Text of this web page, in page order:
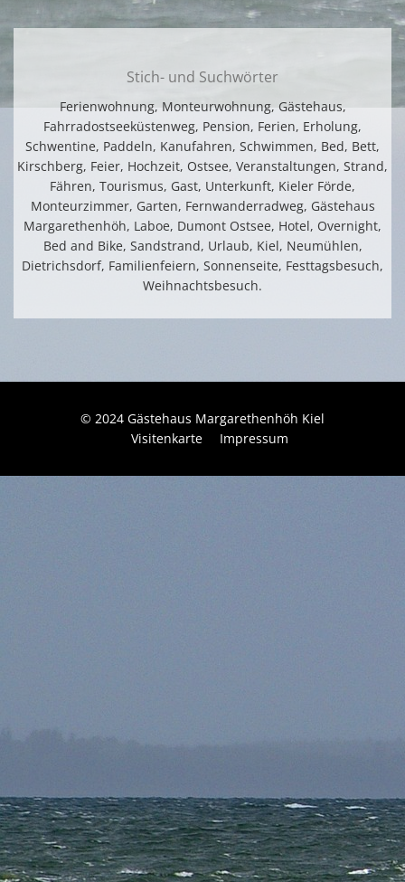
Stich- und Suchwörter
Ferienwohnung, Monteurwohnung, Gästehaus,
Fahrradostseeküstenweg, Pension, Ferien, Erholung,
Schwentine, Paddeln, Kanufahren, Schwimmen, Bed, Bett,
Kirschberg, Feier, Hochzeit, Ostsee, Veranstaltungen, Strand,
Fähren, Tourismus, Gast, Unterkunft, Kieler Förde,
Monteurzimmer, Garten, Fernwanderradweg, Gästehaus
Margarethenhöh, Laboe, Dumont Ostsee, Hotel, Overnight,
Bed and Bike, Sandstrand, Urlaub, Kiel, Neumühlen,
Dietrichsdorf, Familienfeiern, Sonnenseite, Festtagsbesuch,
Weihnachtsbesuch.
© 2024 Gästehaus Margarethenhöh Kiel
Visitenkarte
Impressum